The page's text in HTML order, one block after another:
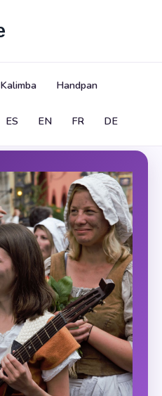
Kalimba Handpan
ES EN FR DE